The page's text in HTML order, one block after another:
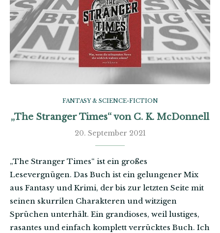
FANTASY & SCIENCE-FICTION
„The Stranger Times“ von C. K. McDonnell
20. September 2021
„The Stranger Times“ ist ein großes
Lesevergnügen. Das Buch ist ein gelungener Mix
aus Fantasy und Krimi, der bis zur letzten Seite mit
seinen skurrilen Charakteren und witzigen
Sprüchen unterhält. Ein grandioses, weil lustiges,
rasantes und einfach komplett verrücktes Buch. Ich